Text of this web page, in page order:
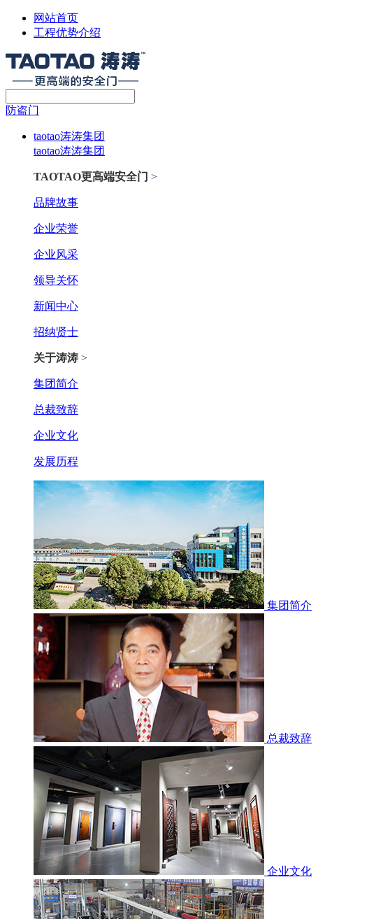
网站首页
工程优势介绍
防盗门
taotao涛涛集团
taotao涛涛集团
TAOTAO更高端安全门 >
品牌故事
企业荣誉
企业风采
领导关怀
新闻中心
招纳贤士
关于涛涛 >
集团简介
总裁致辞
企业文化
发展历程
集团简介
总裁致辞
企业文化